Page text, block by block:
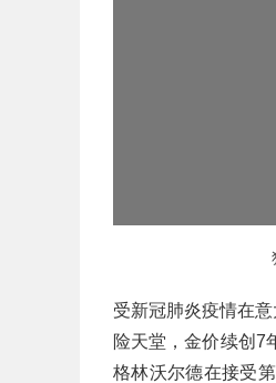
受新冠肺炎疫情在
险天堂，金价续创7
格林沃尔德在接受